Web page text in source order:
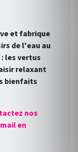
et fabrique
de l'eau au
les vertus
relaxant
bienfaits
nos
en